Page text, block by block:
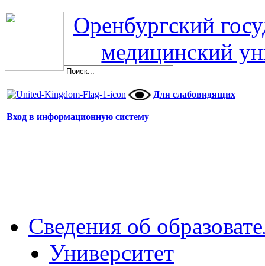
Оренбургский
медицинский
Для слабовидящих
Вход в информационную систему
Сведения об
Университет